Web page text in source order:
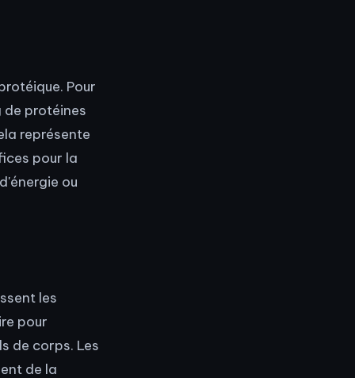
Pour
de protéines
représente
pour la
ou
les
pour
de corps. Les
de la